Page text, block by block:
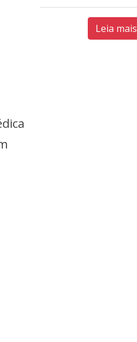
Leia mais